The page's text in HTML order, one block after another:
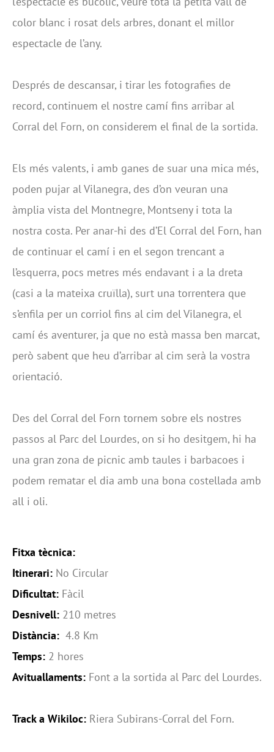
color blanc i rosat dels arbres, donant el millor
espectacle de l’any.
Després de descansar, i tirar les fotografies de
record, continuem el nostre camí fins arribar al
Corral del Forn, on considerem el final de la sortida.
Els més valents, i amb ganes de suar una mica més,
poden pujar al Vilanegra, des d’on veuran una
àmplia vista del Montnegre, Montseny i tota la
nostra costa. Per anar-hi des d’El Corral del Forn, han
de continuar el camí i en el segon trencant a
l’esquerra, pocs metres més endavant i a la dreta
(casi a la mateixa cruïlla), surt una torrentera que
s’enfila per un corriol fins al cim del Vilanegra, el
camí és aventurer, ja que no està massa ben marcat,
però sabent que heu d’arribar al cim serà la vostra
orientació.
Des del Corral del Forn tornem sobre els nostres
passos al Parc del Lourdes, on si ho desitgem, hi ha
una gran zona de picnic amb taules i barbacoes i
podem rematar el dia amb una bona costellada amb
all i oli.
Fitxa tècnica:
Itinerari: No Circular
Dificultat: Fàcil
Desnivell: 210 metres
Distància: 4.8 Km
Temps: 2 hores
Avituallaments: Font a la sortida al Parc del Lourdes.
Track a Wikiloc: Riera Subirans-Corral del Forn.